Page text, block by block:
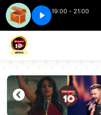
19:00 - 21:00
com Locutor
baú - Parte 1